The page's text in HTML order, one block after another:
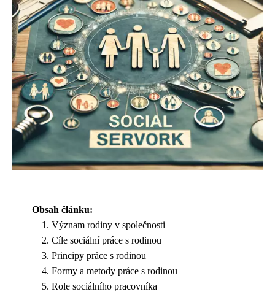
Obsah článku:
Význam rodiny v společnosti
Cíle sociální práce s rodinou
Principy práce s rodinou
Formy a metody práce s rodinou
Role sociálního pracovníka